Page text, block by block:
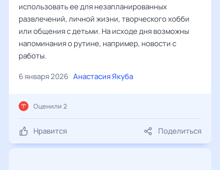
использовать ее для незапланированных
развлечений, личной жизни, творческого хобби
или общения с детьми. На исходе дня возможны
напоминания о рутине, например, новости с
работы.
6 января 2026 Анастасия Якуба
Нравится Поделиться
Оценили 2